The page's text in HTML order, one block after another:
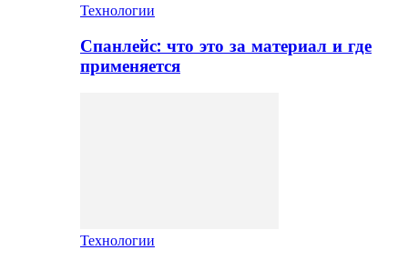
Технологии
Спанлейс: что это за материал и где
применяется
Технологии